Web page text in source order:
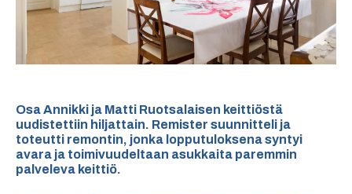
Osa Annikki ja Matti Ruotsalaisen keittiöstä
uudistettiin hiljattain. Remister suunnitteli ja
toteutti remontin, jonka lopputuloksena syntyi
avara ja toimivuudeltaan asukkaita paremmin
palveleva keittiö.